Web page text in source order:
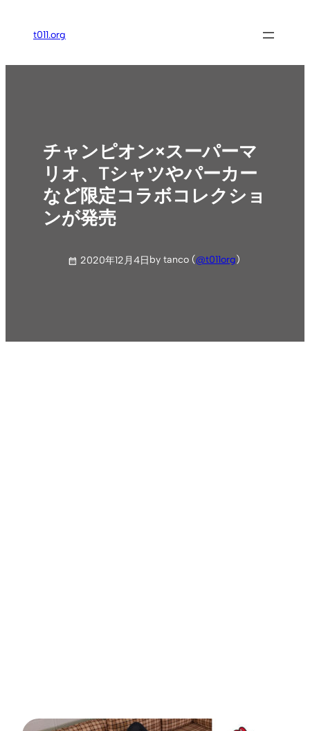
ス
t011.org
チャンピオン×スーパーマ
リオ、Tシャツやパーカー
など限定コラボコレクショ
ンが発売
2020年12月4日by tanco (@t011org)